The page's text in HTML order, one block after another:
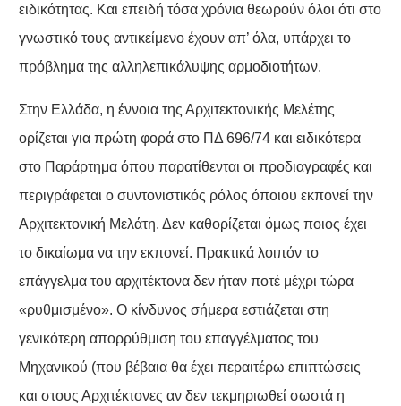
ειδικότητας. Και επειδή τόσα χρόνια θεωρούν όλοι ότι στο
γνωστικό τους αντικείμενο έχουν απ’ όλα, υπάρχει το
πρόβλημα της αλληλεπικάλυψης αρμοδιοτήτων.
Στην Ελλάδα, η έννοια της Αρχιτεκτονικής Μελέτης
ορίζεται για πρώτη φορά στο ΠΔ 696/74 και ειδικότερα
στο Παράρτημα όπου παρατίθενται οι προδιαγραφές και
περιγράφεται ο συντονιστικός ρόλος όποιου εκπονεί την
Αρχιτεκτονική Μελάτη. Δεν καθορίζεται όμως ποιος έχει
το δικαίωμα να την εκπονεί. Πρακτικά λοιπόν το
επάγγελμα του αρχιτέκτονα δεν ήταν ποτέ μέχρι τώρα
«ρυθμισμένο». Ο κίνδυνος σήμερα εστιάζεται στη
γενικότερη απορρύθμιση του επαγγέλματος του
Μηχανικού (που βέβαια θα έχει περαιτέρω επιπτώσεις
και στους Αρχιτέκτονες αν δεν τεκμηριωθεί σωστά η